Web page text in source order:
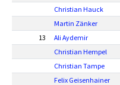
Christian Hauck
Martin Zänker
13
Ali Aydemir
Christian Hempel
Christian Tampe
Felix Geisenhainer